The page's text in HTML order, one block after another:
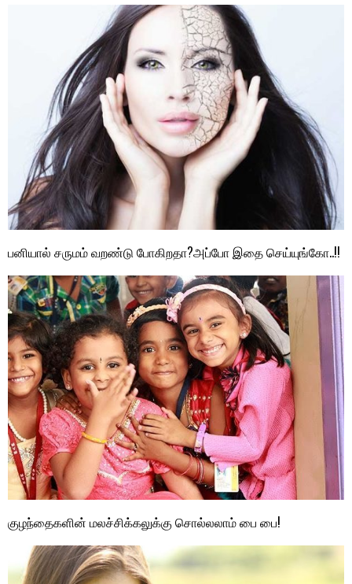
பனியால் சருமம் வறண்டு போகிறதா?அப்போ இதை செய்யுங்கோ..!!
குழந்தைகளின் மலச்சிக்கலுக்கு சொல்லலாம் பை பை!